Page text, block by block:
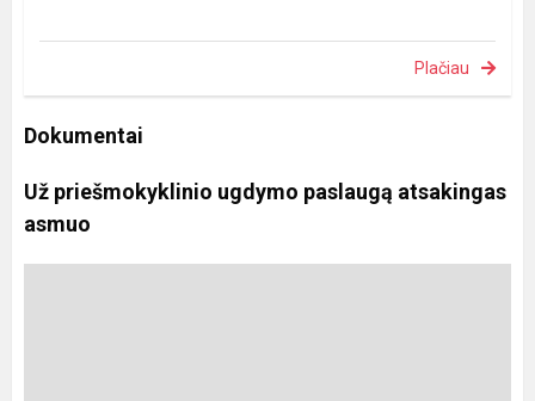
Plačiau
Dokumentai
Už priešmokyklinio ugdymo paslaugą atsakingas
asmuo